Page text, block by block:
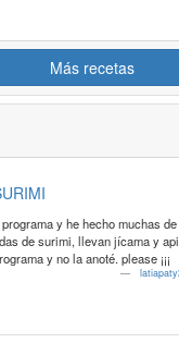
Más recetas
y he hecho muchas
de surimi, llevan jícama y
y no la anoté. please ¡¡¡